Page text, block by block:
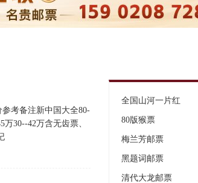
备注新中国大全80-
30--42万含无齿票、
全国山河一片红
80版猴票
梅兰芳邮票
黑题词邮票
清代大龙邮票